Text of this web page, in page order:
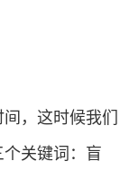
，这时候我们
关键词：盲